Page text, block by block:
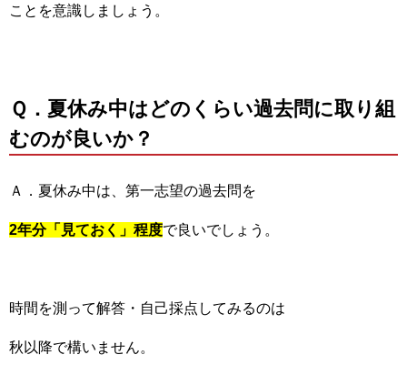
ことを意識しましょう。
Ｑ．夏休み中はどのくらい過去問に取り組
むのが良いか？
Ａ．夏休み中は、第一志望の過去問を
2年分「見ておく」程度で良いでしょう。
時間を測って解答・自己採点してみるのは
秋以降で構いません。